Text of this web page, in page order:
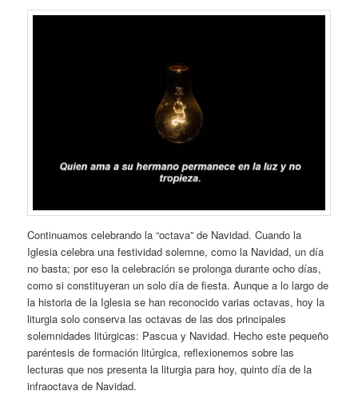
Continuamos celebrando la “octava” de Navidad. Cuando la
Iglesia celebra una festividad solemne, como la Navidad, un día
no basta; por eso la celebración se prolonga durante ocho días,
como si constituyeran un solo día de fiesta. Aunque a lo largo de
la historia de la Iglesia se han reconocido varias octavas, hoy la
liturgia solo conserva las octavas de las dos principales
solemnidades litúrgicas: Pascua y Navidad. Hecho este pequeño
paréntesis de formación litúrgica, reflexionemos sobre las
lecturas que nos presenta la liturgia para hoy, quinto día de la
infraoctava de Navidad.